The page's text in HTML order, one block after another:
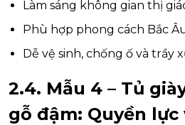
Làm sáng không gian thị
Phù hợp phong cách Bắc
Dễ vệ sinh, chống ố và trầy
2.4. Mẫu 4 – Tủ
gỗ đậm: Quyền lực